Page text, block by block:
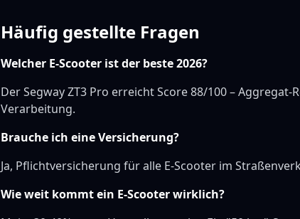
Häufig gestellte Fragen
Welcher E-Scooter ist der beste 2026?
Der Segway ZT3 Pro erreicht Score 88/100 –
Verarbeitung.
Brauche ich eine Versicherung?
Ja, Pflichtversicherung für alle E-Scooter im
Wie weit kommt ein E-Scooter wirklich?